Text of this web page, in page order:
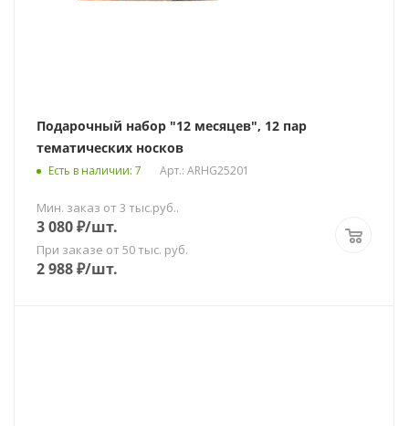
Подарочный набор "12 месяцев", 12 пар
тематических носков
Есть в наличии: 7 Арт.: ARHG25201
Мин. заказ от 3 тыс.руб..
3 080₽/шт.
При заказе от 50 тыс. руб.
2 988₽/шт.